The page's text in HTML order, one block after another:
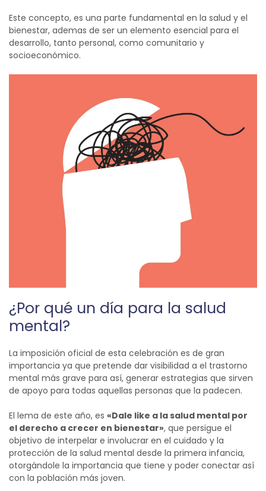
Este concepto, es una parte fundamental en la salud y el
bienestar, ademas de ser un elemento esencial para el
desarrollo, tanto personal, como comunitario y
socioeconómico.
¿Por qué un día para la salud
mental?
La imposición oficial de esta celebración es de gran
importancia ya que pretende dar visibilidad a el trastorno
mental más grave para así, generar estrategias que sirven
de apoyo para todas aquellas personas que la padecen.
El lema de este año, es «Dale like a la salud mental por
el derecho a crecer en bienestar», que persigue el
objetivo de interpelar e involucrar en el cuidado y la
protección de la salud mental desde la primera infancia,
otorgándole la importancia que tiene y poder conectar así
con la población más joven.